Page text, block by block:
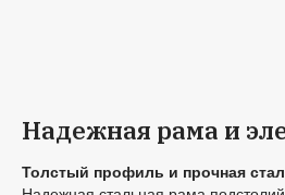
Надежная рама и
Толстый профиль и прочная